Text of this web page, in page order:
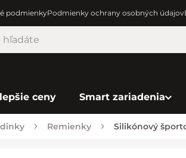
podmienkyPodmienky ochrany osobných údajov
ceny Smart zariadenia
Remienky Silikónový